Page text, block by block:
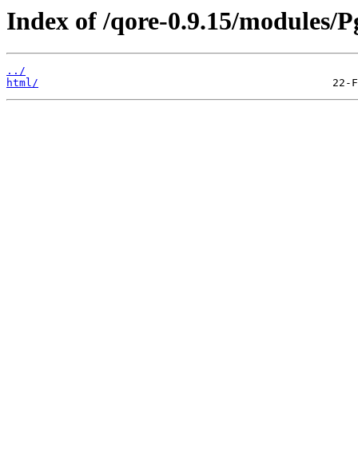
Index of /qore-0.9.15/modules/
../
html/